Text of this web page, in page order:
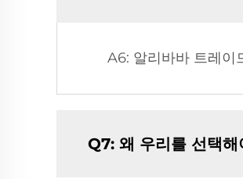
A6: 알리바바 트레이
Q7: 왜 우리를 선택해